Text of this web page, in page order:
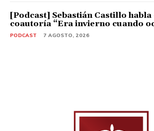
[Podcast] Sebastián Castillo
coautoría “Era invierno cuando
PODCAST 7 AGOSTO, 2026